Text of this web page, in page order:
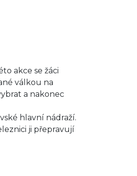
akce se žáci
válkou na
a nakonec
hlavní nádraží.
ji přepravují